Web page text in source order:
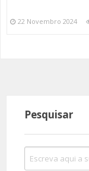
22 Novembro 2024
Pesquisar